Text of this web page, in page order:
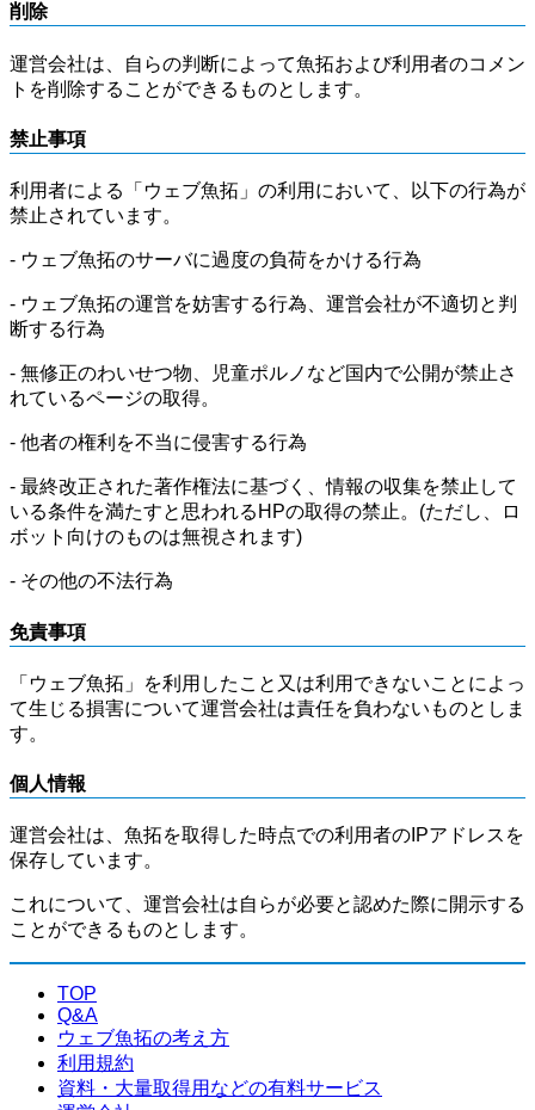
削除
運営会社は、自らの判断によって魚拓および利用者のコメン
トを削除することができるものとします。
禁止事項
利用者による「ウェブ魚拓」の利用において、以下の行為が
禁止されています。
- ウェブ魚拓のサーバに過度の負荷をかける行為
- ウェブ魚拓の運営を妨害する行為、運営会社が不適切と判
断する行為
- 無修正のわいせつ物、児童ポルノなど国内で公開が禁止さ
れているページの取得。
- 他者の権利を不当に侵害する行為
- 最終改正された著作権法に基づく、情報の収集を禁止して
いる条件を満たすと思われるHPの取得の禁止。(ただし、ロ
ボット向けのものは無視されます)
- その他の不法行為
免責事項
「ウェブ魚拓」を利用したこと又は利用できないことによっ
て生じる損害について運営会社は責任を負わないものとしま
す。
個人情報
運営会社は、魚拓を取得した時点での利用者のIPアドレスを
保存しています。
これについて、運営会社は自らが必要と認めた際に開示する
ことができるものとします。
TOP
Q&A
ウェブ魚拓の考え方
利用規約
資料・大量取得用などの有料サービス